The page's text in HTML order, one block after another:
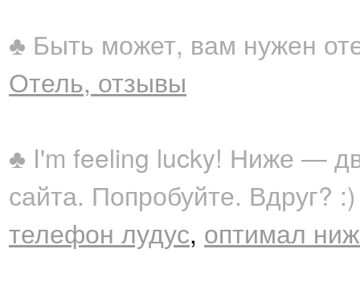
♣ Быть может, вам нужен
Отель, отзывы
♣ I'm feeling lucky! Ниже —
сайта. Попробуйте. Вдруг? :)
телефон лудус, оптимал